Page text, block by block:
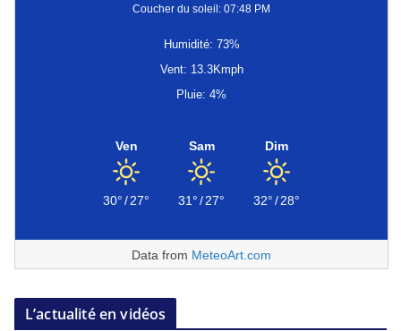
Coucher du soleil: 07:48 PM
Humidité: 73%
Vent: 13.3Kmph
Pluie: 4%
Ven
30°/27°
Sam
31°/27°
Dim
32°/28°
Data from MeteoArt.com
L’actualité en vidéos